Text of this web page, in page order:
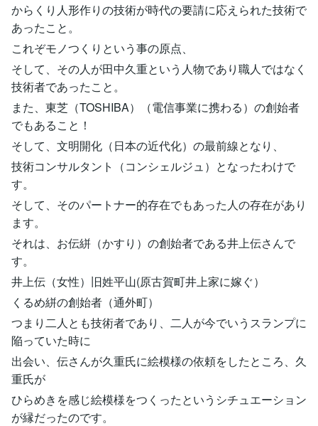
からくり人形作りの技術が時代の要請に応えられた技術で
あったこと。
これぞモノつくりという事の原点、
そして、その人が田中久重という人物であり職人ではなく
技術者であったこと。
また、東芝（TOSHIBA）（電信事業に携わる）の創始者
でもあること！
そして、文明開化（日本の近代化）の最前線となり、
技術コンサルタント（コンシェルジュ）となったわけで
す。
そして、そのパートナー的存在でもあった人の存在があり
ます。
それは、お伝絣（かすり）の創始者である井上伝さんで
す。
井上伝（女性）旧姓平山(原古賀町井上家に嫁ぐ）
くるめ絣の創始者（通外町）
つまり二人とも技術者であり、二人が今でいうスランプに
陥っていた時に
出会い、伝さんが久重氏に絵模様の依頼をしたところ、久
重氏が
ひらめきを感じ絵模様をつくったというシチュエーション
が縁だったのです。